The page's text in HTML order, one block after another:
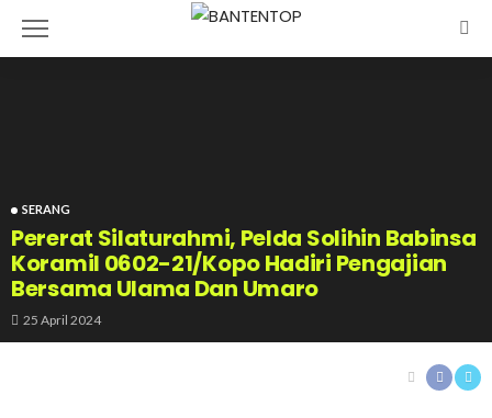
SERANG
Pererat Silaturahmi, Pelda Solihin Babinsa
Koramil 0602-21/Kopo Hadiri Pengajian
Bersama Ulama Dan Umaro
25 April 2024